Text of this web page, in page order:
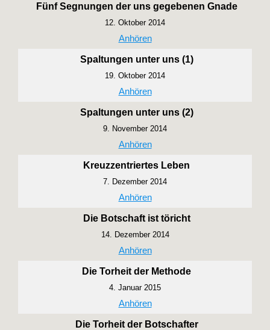
Fünf Segnungen der uns gegebenen Gnade
12. Oktober 2014
Anhören
Spaltungen unter uns (1)
19. Oktober 2014
Anhören
Spaltungen unter uns (2)
9. November 2014
Anhören
Kreuzzentriertes Leben
7. Dezember 2014
Anhören
Die Botschaft ist töricht
14. Dezember 2014
Anhören
Die Torheit der Methode
4. Januar 2015
Anhören
Die Torheit der Botschafter